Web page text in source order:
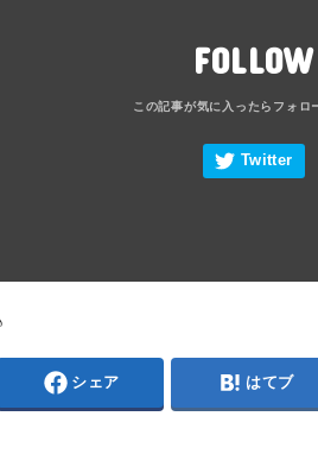
FOLLOW
シェア はてブ